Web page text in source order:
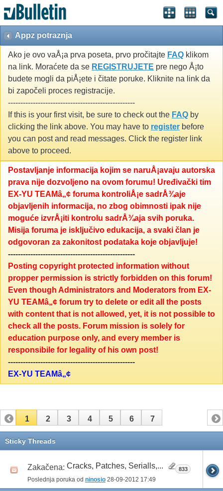
Appz potraznja
Ako je ovo vaÅ¡a prva poseta, prvo pročitajte FAQ klikom
na link. Moraćete da se REGISTRUJETE pre nego Å¡to
budete mogli da piÅ¡ete i čitate poruke. Kliknite na link da
bi započeli proces registracije.
---------------------------------------------------
If this is your first visit, be sure to check out the FAQ by
clicking the link above. You may have to register before
you can post and read messages. Click the register link
above to proceed.
Postavljanje informacija kojim se naruÅ¡avaju autorska
prava nije dozvoljeno na ovom forumu! Uređivački tim
EX-YU TEAMâ„¢ foruma kontroliÅ¡e sadrÅ¾aje
objavljenih informacija, no zbog obimnosti ipak nije
moguće izvrÅ¡iti kontrolu sadrÅ¾aja svih poruka.
Misija foruma je isključivo edukacija, a svaki član je
odgovoran za zakonitost podataka koje objavljuje!
---------------------------------------------------
Posting copyright protected information without
propper permission is strictly forbidden on this forum!
Even though Administrators and Moderators from EX-
YU TEAMâ„¢ forum try to delete or edit all the posts
with content that is not allowed, yet, it is not possible to
check all the posts. Forum mission is solely for
education purpose only, and every member is
responsibile for legality of his own post!
---------------------------------------------------
EX-YU TEAMâ„¢
1 2 3 4 5 6 7
Sticky Threads
Zakačena: Cracks, Patches, Serialls,...
Poslednja poruka od ninosio 28-09-2012 17:49
833